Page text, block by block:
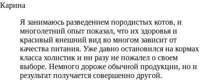
Карина
Я занимаюсь разведением породистых котов, и
многолетний опыт показал, что их здоровья и
красивый внешний вид во многом зависит от
качества питания. Уже давно остановился на кормах
класса холистик и ни разу не пожалел о своем
выборе. Немного дороже обычной продукции, но и
результат получается совершенно другой.